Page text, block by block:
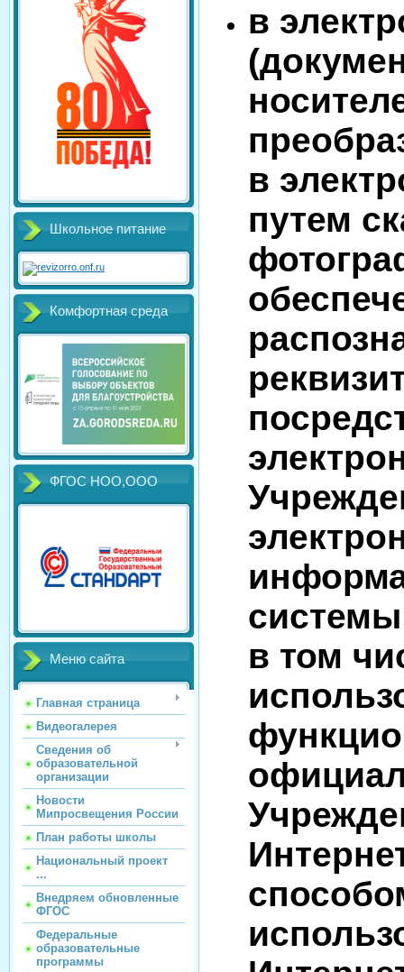
Школьное питание
Комфортная среда
ФГОС НОО,ООО
Меню сайта
Главная страница
Видеогалерея
Сведения об
образовательной
организации
Новости
Мипросвещения России
План работы школы
Национальный проект
...
Внедряем обновленные
ФГОС
Федеральные
образовательные
программы
в
в
путем
в том